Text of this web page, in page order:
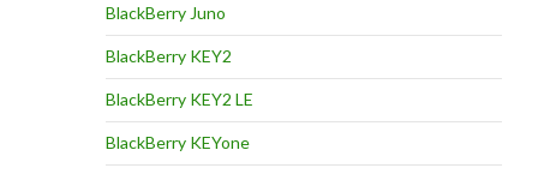
BlackBerry Juno
BlackBerry KEY2
BlackBerry KEY2 LE
BlackBerry KEYone